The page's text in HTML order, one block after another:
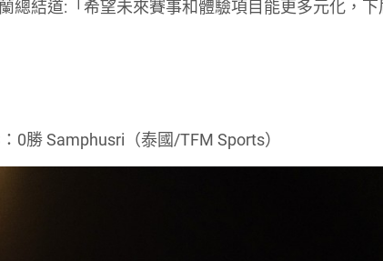
總結道:「希望未來賽事和體驗項目能更多元化，下
0勝 Samphusri（泰國/TFM Sports）